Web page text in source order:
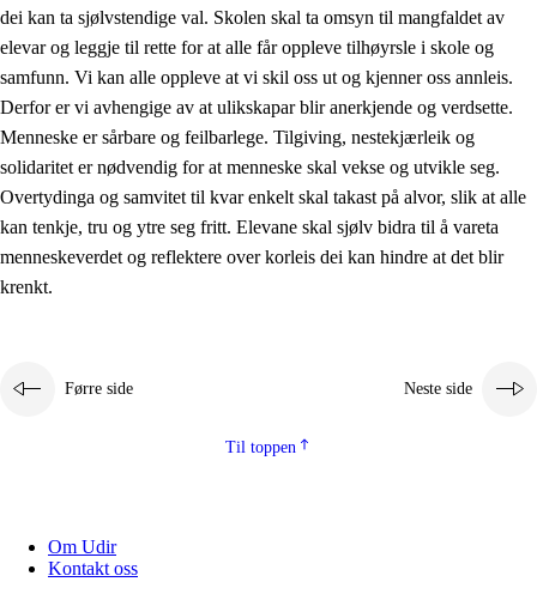
dei kan ta sjølvstendige val. Skolen skal ta omsyn til mangfaldet av
elevar og leggje til rette for at alle får oppleve tilhøyrsle i skole og
samfunn. Vi kan alle oppleve at vi skil oss ut og kjenner oss annleis.
Derfor er vi avhengige av at ulikskapar blir anerkjende og verdsette.
Menneske er sårbare og feilbarlege. Tilgiving, nestekjærleik og
solidaritet er nødvendig for at menneske skal vekse og utvikle seg.
Overtydinga og samvitet til kvar enkelt skal takast på alvor, slik at alle
kan tenkje, tru og ytre seg fritt. Elevane skal sjølv bidra til å vareta
menneskeverdet og reflektere over korleis dei kan hindre at det blir
krenkt.
Førre side Neste side
Til toppen
Om Udir
Kontakt oss